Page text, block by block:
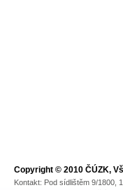
Copyright © 2010 ČÚZK,
Kontakt: Pod sídlištěm 9/1800,